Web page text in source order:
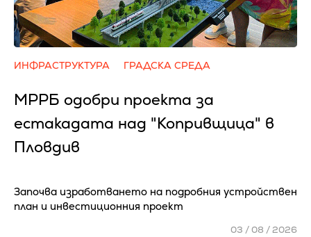
ИНФРАСТРУКТУРА ГРАДСКА СРЕДА
МРРБ одобри проекта за
естакадата над "Копривщица" в
Пловдив
Започва изработването на подробния устройствен
план и инвестиционния проект
03 / 08 / 2026